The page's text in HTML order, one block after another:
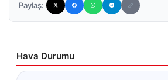
Paylaş:
Hava Durumu